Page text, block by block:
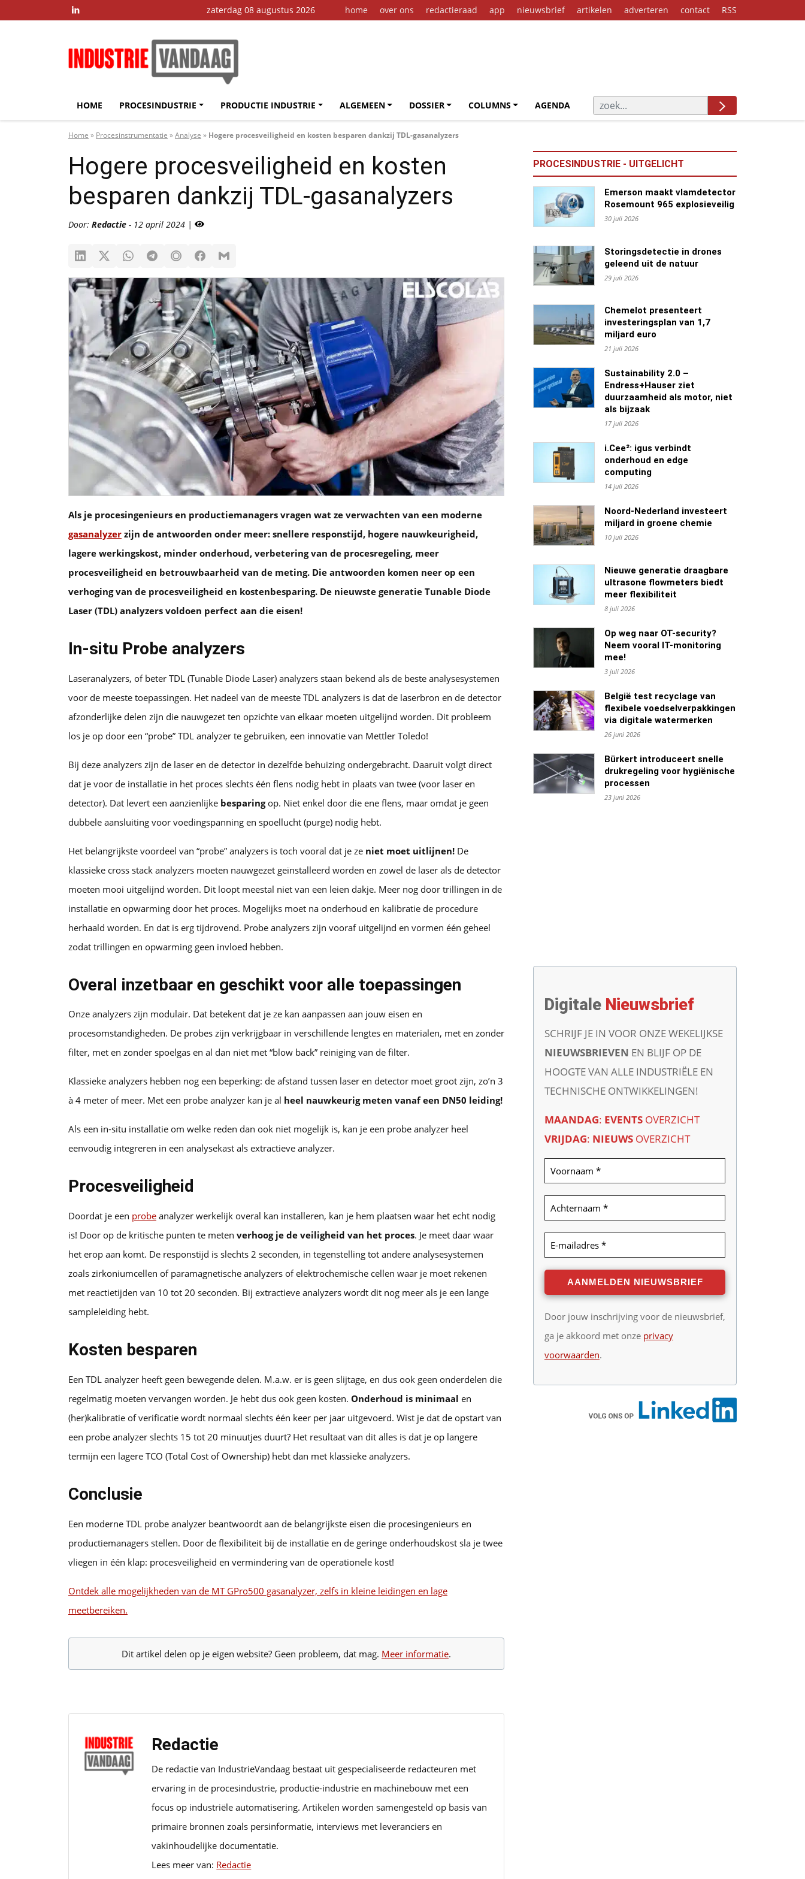
 zaterdag 08 augustus 2026 home over ons redactieraad app nieuwsbrief artikelen adverteren contact RSS
HOME PROCESINDUSTRIE PRODUCTIE INDUSTRIE ALGEMEEN DOSSIER COLUMNS AGENDA
Home » Procesinstrumentatie »Analyse » Hogere procesveiligheid en kosten besparen dankzij TDL-gasanalyzers
Hogere procesveiligheid en kosten
besparen dankzij TDL-gasanalyzers
Door: Redactie - 12 april 2024 |
Als je procesingenieurs en productiemanagers vragen wat ze verwachten van een moderne
gasanalyzer zijn de antwoorden onder meer: snellere responstijd, hogere nauwkeurigheid,
lagere werkingskost, minder onderhoud, verbetering van de procesregeling, meer
procesveiligheid en betrouwbaarheid van de meting. Die antwoorden komen neer op een
verhoging van de procesveiligheid en kostenbesparing. De nieuwste generatie Tunable Diode
Laser (TDL) analyzers voldoen perfect aan die eisen!
In-situ Probe analyzers
Laseranalyzers, of beter TDL (Tunable Diode Laser) analyzers staan bekend als de beste analysesystemen
voor de meeste toepassingen. Het nadeel van de meeste TDL analyzers is dat de laserbron en de detector
afzonderlijke delen zijn die nauwgezet ten opzichte van elkaar moeten uitgelijnd worden. Dit probleem
los je op door een “probe” TDL analyzer te gebruiken, een innovatie van Mettler Toledo!
Bij deze analyzers zijn de laser en de detector in dezelfde behuizing ondergebracht. Daaruit volgt direct
dat je voor de installatie in het proces slechts één flens nodig hebt in plaats van twee (voor laser en
detector). Dat levert een aanzienlijke besparingop. Niet enkel door die ene flens, maar omdat je geen
dubbele aansluiting voor voedingspanning en spoellucht (purge) nodig hebt.
Het belangrijkste voordeel van “probe” analyzers is toch vooral dat je ze niet moet uitlijnen! De
klassieke cross stack analyzers moeten nauwgezet geïnstalleerd worden en zowel de laser als de detector
moeten mooi uitgelijnd worden. Dit loopt meestal niet van een leien dakje. Meer nog door trillingen in de
installatie en opwarming door het proces. Mogelijks moet na onderhoud en kalibratie de procedure
herhaald worden. En dat is erg tijdrovend. Probe analyzers zijn vooraf uitgelijnd en vormen één geheel
zodat trillingen en opwarming geen invloed hebben.
Overal inzetbaar en geschikt voor alle toepassingen
Onze analyzers zijn modulair. Dat betekent dat je ze kan aanpassen aan jouw eisen en
procesomstandigheden. De probes zijn verkrijgbaar in verschillende lengtes en materialen, met en zonder
filter, met en zonder spoelgas en al dan niet met “blow back” reiniging van de filter.
Klassieke analyzers hebben nog een beperking: de afstand tussen laser en detector moet groot zijn, zo’n 3
à 4 meter of meer. Met een probe analyzer kan je al heel nauwkeurig meten vanaf een DN50 leiding!
Als een in-situ installatie om welke reden dan ook niet mogelijk is, kan je een probe analyzer heel
eenvoudig integreren in een analysekast als extractieve analyzer.
Procesveiligheid
Doordat je een probe analyzer werkelijk overal kan installeren, kan je hem plaatsen waar het echt nodig
is! Door op de kritische punten te meten verhoog je de veiligheid van het proces. Je meet daar waar
het erop aan komt. De responstijd is slechts 2 seconden, in tegenstelling tot andere analysesystemen
zoals zirkoniumcellen of paramagnetische analyzers of elektrochemische cellen waar je moet rekenen
met reactietijden van 10 tot 20 seconden. Bij extractieve analyzers wordt dit nog meer als je een lange
sampleleiding hebt.
Kosten besparen
Een TDL analyzer heeft geen bewegende delen. M.a.w. er is geen slijtage, en dus ook geen onderdelen die
regelmatig moeten vervangen worden. Je hebt dus ook geen kosten. Onderhoud is minimaal en
(her)kalibratie of verificatie wordt normaal slechts één keer per jaar uitgevoerd. Wist je dat de opstart van
een probe analyzer slechts 15 tot 20 minuutjes duurt? Het resultaat van dit alles is dat je op langere
termijn een lagere TCO (Total Cost of Ownership) hebt dan met klassieke analyzers.
Conclusie
Een moderne TDL probe analyzer beantwoordt aan de belangrijkste eisen die procesingenieurs en
productiemanagers stellen. Door de flexibiliteit bij de installatie en de geringe onderhoudskost sla je twee
vliegen in één klap: procesveiligheid en vermindering van de operationele kost!
Ontdek alle mogelijkheden van de MT GPro500 gasanalyzer, zelfs in kleine leidingen en lage
meetbereiken.
Dit artikel delen op je eigen website? Geen probleem, dat mag. Meer informatie.
Redactie
De redactie van IndustrieVandaag bestaat uit gespecialiseerde redacteuren met
ervaring in de procesindustrie, productie-industrie en machinebouw met een
focus op industriële automatisering. Artikelen worden samengesteld op basis van
primaire bronnen zoals persinformatie, interviews met leveranciers en
vakinhoudelijke documentatie.
Lees meer van: Redactie
PROCESINDUSTRIE - UITGELICHT
Emerson maakt vlamdetector
Rosemount 965 explosieveilig
30 juli 2026
Storingsdetectie in drones
geleend uit de natuur
29 juli 2026
Chemelot presenteert
investeringsplan van 1,7
miljard euro
21 juli 2026
Sustainability 2.0 –
Endress+Hauser ziet
duurzaamheid als motor, niet
als bijzaak
17 juli 2026
i.Cee²: igus verbindt
onderhoud en edge
computing
14 juli 2026
Noord-Nederland investeert
miljard in groene chemie
10 juli 2026
Nieuwe generatie draagbare
ultrasone flowmeters biedt
meer flexibiliteit
8 juli 2026
Op weg naar OT-security?
Neem vooral IT-monitoring
mee!
3 juli 2026
België test recyclage van
flexibele voedselverpakkingen
via digitale watermerken
26 juni 2026
Bürkert introduceert snelle
drukregeling voor hygiënische
processen
23 juni 2026
Digitale Nieuwsbrief
SCHRIJF JE IN VOOR ONZE WEKELIJKSE
NIEUWSBRIEVEN EN BLIJF OP DE
HOOGTE VAN ALLE INDUSTRIËLE EN
TECHNISCHE ONTWIKKELINGEN!
MAANDAG: EVENTS OVERZICHT
VRIJDAG: NIEUWS OVERZICHT
Door jouw inschrijving voor de nieuwsbrief,
ga je akkoord met onze privacy
voorwaarden.